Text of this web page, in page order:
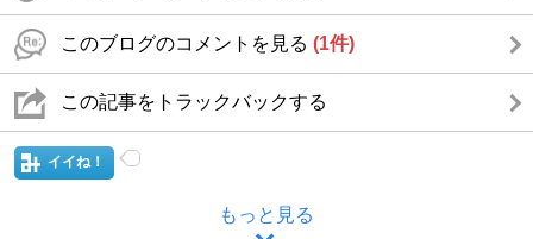
このブログのコメントを見る (1件)
この記事をトラックバックする
イイね！
もっと見る